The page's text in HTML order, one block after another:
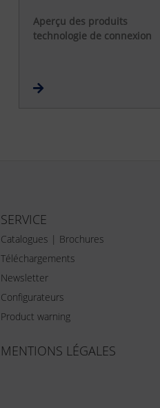
Aperçu des produits
technologie de connexion
SERVICE
Catalogues | Brochures
Téléchargements
Newsletter
Configurateurs
Product warning
MENTIONS LÉGALES